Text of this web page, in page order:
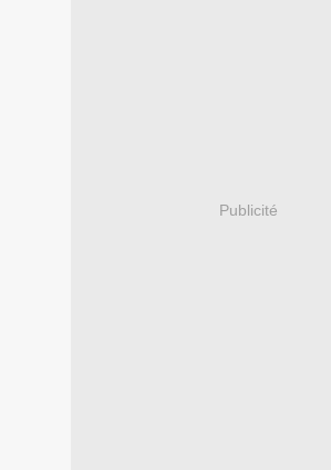
Publicité